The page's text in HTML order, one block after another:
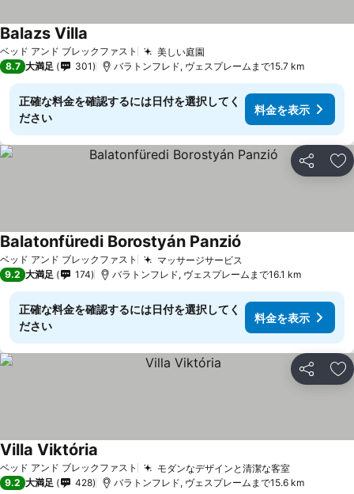
ベッド アンド ブレックファスト 美しい庭園
Balazs Villa
8.7 大満足 301 バラトンフレド, ヴェスプレームまで15.7 km
正確な料金を確認するには日付を選択してく
ださい
料金を表示
シェア お
ベッド アンド ブレックファスト マッサージサービス
Balatonfüredi Borostyán Panzió
9.2 大満足 174 バラトンフレド, ヴェスプレームまで16.1 km
正確な料金を確認するには日付を選択してく
ださい
料金を表示
シェア お
ベッド アンド ブレックファスト モダンなデザインと清潔な客室
Villa Viktória
9.2 大満足 428 バラトンフレド, ヴェスプレームまで15.6 km